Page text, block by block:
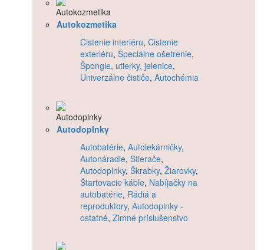
Autokozmetika
Čistenie interiéru, Čistenie
exteriéru, Špeciálne ošetrenie,
Špongie, utierky, jelenice,
Univerzálne čističe, Autochémia
Autodoplnky
Autobatérie, Autolekárničky,
Autonáradie, Stierače,
Autodoplnky, Škrabky, Žiarovky,
Štartovacie káble, Nabíjačky na
autobatérie, Rádiá a
reproduktory, Autodoplnky -
ostatné, Zimné príslušenstvo